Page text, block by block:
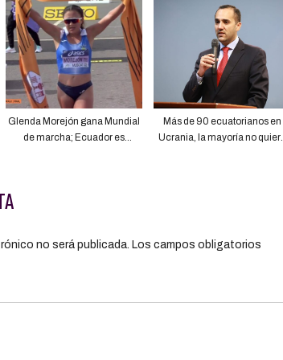
estos años»
Glenda Morejón gana Mundial
de marcha; Ecuador es
Más de 90 ecuatorianos en
Ucrania, la mayoría no quiere
no será publicada. Los campos obligatorios